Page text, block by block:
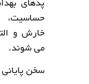
پدهای
حساسیت،
خارش و
می شوند.
سخن پایانی